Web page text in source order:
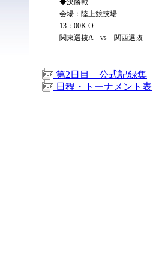
◆決勝戦
会場：陸上競技場
13：00K.O
関東選抜A vs 関西選抜
第2日目 公式記録集
日程・トーナメント表